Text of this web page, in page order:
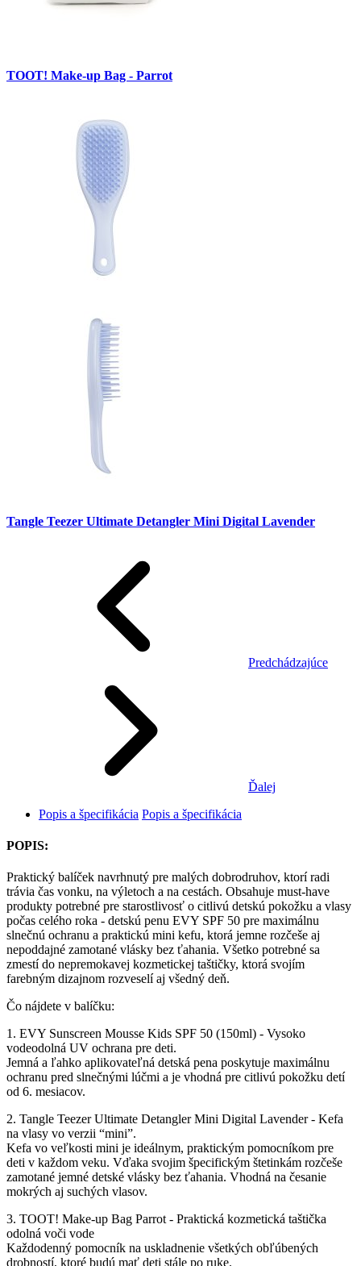
TOOT! Make-up Bag - Parrot
Tangle Teezer Ultimate Detangler Mini Digital Lavender
Predchádzajúce
Ďalej
Popis a špecifikácia Popis a špecifikácia
POPIS:
Praktický balíček navrhnutý pre malých dobrodruhov, ktorí radi
trávia čas vonku, na výletoch a na cestách. Obsahuje must-have
produkty potrebné pre starostlivosť o citlivú detskú pokožku a vlasy
počas celého roka - detskú penu EVY SPF 50 pre maximálnu
slnečnú ochranu a praktickú mini kefu, ktorá jemne rozčeše aj
nepoddajné zamotané vlásky bez ťahania. Všetko potrebné sa
zmestí do nepremokavej kozmetickej taštičky, ktorá svojím
farebným dizajnom rozveselí aj všedný deň.
Čo nájdete v balíčku:
1. EVY Sunscreen Mousse Kids SPF 50 (150ml) - Vysoko
vodeodolná UV ochrana pre deti.
Jemná a ľahko aplikovateľná detská pena poskytuje maximálnu
ochranu pred slnečnými lúčmi a je vhodná pre citlivú pokožku detí
od 6. mesiacov.
2. Tangle Teezer Ultimate Detangler Mini Digital Lavender - Kefa
na vlasy vo verzii “mini”.
Kefa vo veľkosti mini je ideálnym, praktickým pomocníkom pre
deti v každom veku. Vďaka svojim špecifickým štetinkám rozčeše
zamotané jemné detské vlásky bez ťahania. Vhodná na česanie
mokrých aj suchých vlasov.
3. TOOT! Make-up Bag Parrot - Praktická kozmetická taštička
odolná voči vode
Každodenný pomocník na uskladnenie všetkých obľúbených
drobností, ktoré budú mať deti stále po ruke.